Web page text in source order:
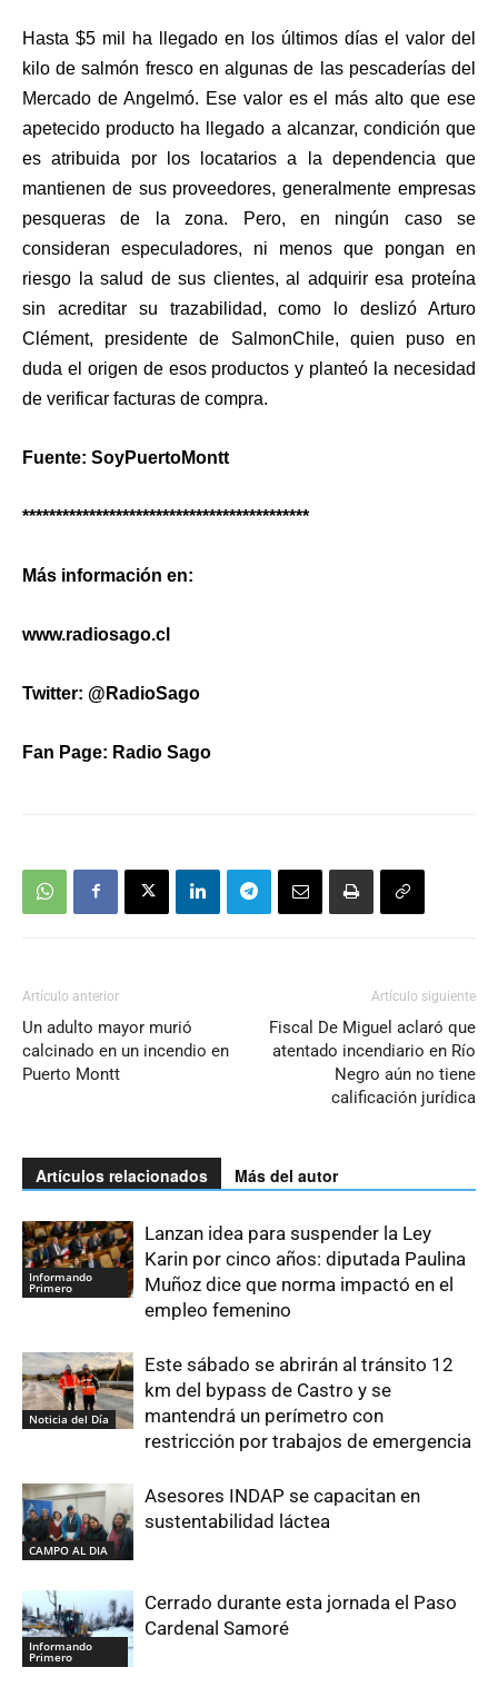
Hasta $5 mil ha llegado en los últimos días el valor del
kilo de salmón fresco en algunas de las pescaderías del
Mercado de Angelmó. Ese valor es el más alto que ese
apetecido producto ha llegado a alcanzar, condición que
es atribuida por los locatarios a la dependencia que
mantienen de sus proveedores, generalmente empresas
pesqueras de la zona. Pero, en ningún caso se
consideran especuladores, ni menos que pongan en
riesgo la salud de sus clientes, al adquirir esa proteína
sin acreditar su trazabilidad, como lo deslizó Arturo
Clément, presidente de SalmonChile, quien puso en
duda el origen de esos productosy planteó la necesidad
de verificar facturas de compra.
Fuente: SoyPuertoMontt
*******************************************
Más información en:
www.radiosago.cl
Twitter: @RadioSago
Fan Page: Radio Sago
Artículo anterior
Un adulto mayor murió
calcinado en un incendio en
Puerto Montt
Artículo siguiente
Fiscal De Miguel aclaró que
atentado incendiario en Río
Negro aún no tiene
calificación jurídica
Artículos relacionados Más del autor
Informando
Primero
Lanzan idea para suspender la Ley
Karin por cinco años: diputada Paulina
Muñoz dice que norma impactó en el
empleo femenino
Noticia del Día
Este sábado se abrirán al tránsito 12
km del bypass de Castro y se
mantendrá un perímetro con
restricción por trabajos de emergencia
CAMPO AL DIA
Asesores INDAP se capacitan en
sustentabilidad láctea
Informando
Primero
Cerrado durante esta jornada el Paso
Cardenal Samoré